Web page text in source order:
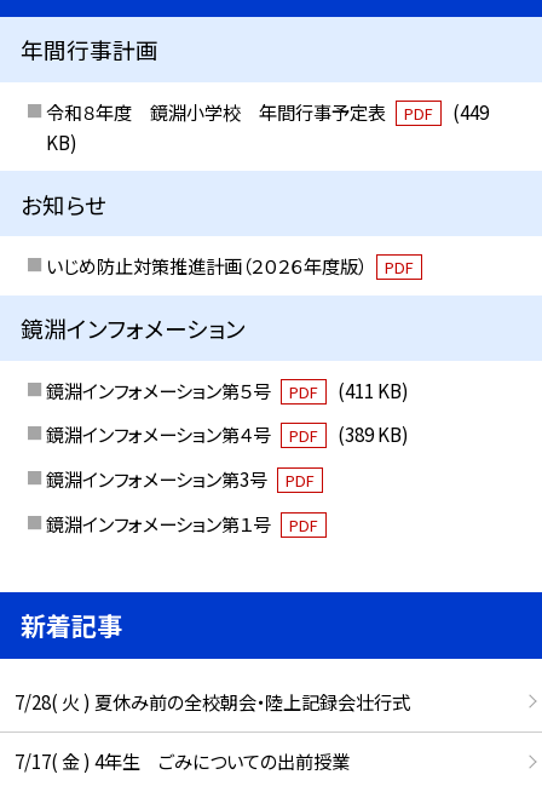
年間行事計画
令和８年度 鏡淵小学校 年間行事予定表 PDF
(449
KB)
お知らせ
いじめ防止対策推進計画（２０２６年度版） PDF
鏡淵インフォメーション
鏡淵インフォメーション第５号 PDF
(411 KB)
鏡淵インフォメーション第４号
PDF
(389 KB)
鏡淵インフォメーション第3号
PDF
鏡淵インフォメーション第１号 PDF
新着記事
7/28( 火 ) 夏休み前の全校朝会・陸上記録会壮行式
7/17( 金 ) 4年生 ごみについての出前授業